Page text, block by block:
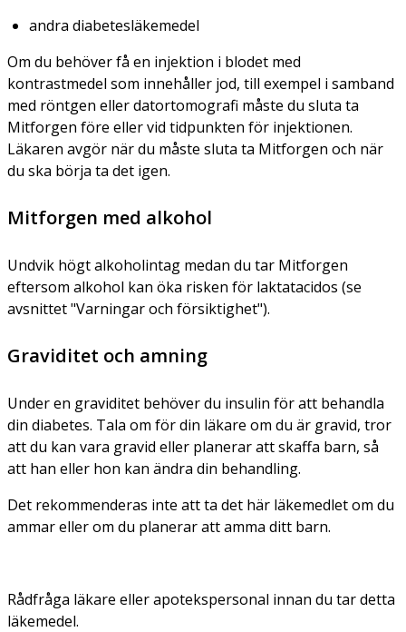
andra diabetesläkemedel
Om du behöver få en injektion i blodet med
kontrastmedel som innehåller jod, till exempel i samband
med röntgen eller datortomografi måste du sluta ta
Mitforgen före eller vid tidpunkten för injektionen.
Läkaren avgör när du måste sluta ta Mitforgen och när
du ska börja ta det igen.
Mitforgen med alkohol
Undvik högt alkoholintag medan du tar Mitforgen
eftersom alkohol kan öka risken för laktatacidos (se
avsnittet "Varningar och försiktighet").
Graviditet och amning
Under en graviditet behöver du insulin för att behandla
din diabetes. Tala om för din läkare om du är gravid, tror
att du kan vara gravid eller planerar att skaffa barn, så
att han eller hon kan ändra din behandling.
Det rekommenderas inte att ta det här läkemedlet om du
ammar eller om du planerar att amma ditt barn.
Rådfråga läkare eller apotekspersonal innan du tar detta
läkemedel.